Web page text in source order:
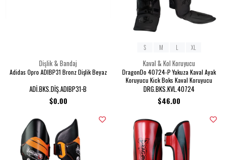
Dişlik & Bandaj
Adidas Opro ADIBP31 Bronz Dişlik Beyaz
ADİ.BKS.DİŞ.ADIBP31-B
$0.00
Kaval & Kol Koruyucu
DragonDo 40724-P Yakuza Kaval Ayak
Koruyucu Kick Boks Kaval Koruyucu
DRG.BKS.KVL.40724
$46.00
S M L XL